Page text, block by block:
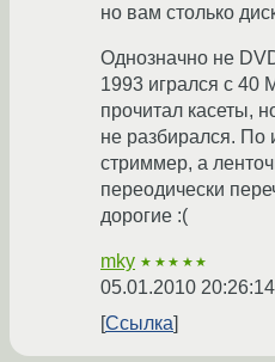
но вам столько
Однозначно не
1993 игрался с 40
прочитал касеты,
не разбирался. По
стриммер, а
переодически
дорогие :(
mky ★★★★★
05.01.2010
Ссылка